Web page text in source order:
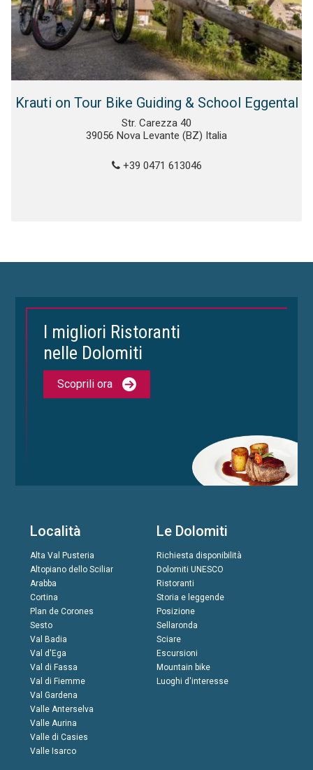
Krauti on Tour Bike Guiding & School Eggental
Str. Carezza 40
39056 Nova Levante (BZ) Italia
+39 0471 613046
I migliori Ristoranti
nelle Dolomiti
Scoprili ora
Località
Alta Val Pusteria
Altopiano dello Sciliar
Arabba
Cortina
Plan de Corones
Sesto
Val Badia
Val d'Ega
Val di Fassa
Val di Fiemme
Val Gardena
Valle Anterselva
Valle Aurina
Valle di Casies
Valle Isarco
Le Dolomiti
Richiesta disponibilità
Dolomiti UNESCO
Ristoranti
Storia e leggende
Posizione
Sellaronda
Sciare
Escursioni
Mountain bike
Luoghi d'interesse